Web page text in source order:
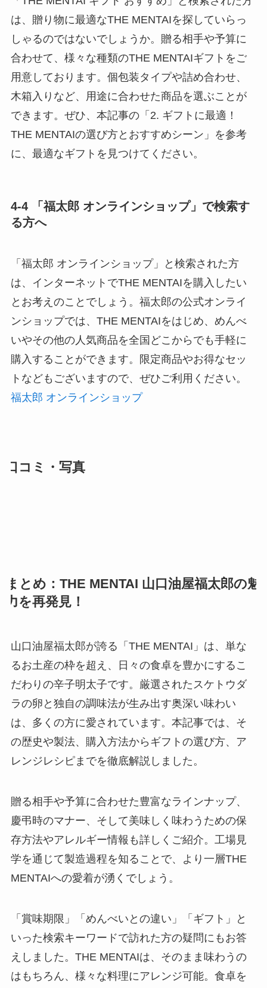
は、贈り物に最適なTHE MENTAIを探していらっ
しゃるのではないでしょうか。贈る相手や予算に
合わせて、様々な種類のTHE MENTAIギフトをご
用意しております。個包装タイプや詰め合わせ、
木箱入りなど、用途に合わせた商品を選ぶことが
できます。ぜひ、本記事の「2. ギフトに最適！
THE MENTAIの選び方とおすすめシーン」を参考
に、最適なギフトを見つけてください。
4-4 「福太郎 オンラインショップ」で検索す
る方へ
「福太郎 オンラインショップ」と検索された方
は、インターネットでTHE MENTAIを購入したい
とお考えのことでしょう。福太郎の公式オンライ
ンショップでは、THE MENTAIをはじめ、めんべ
いやその他の人気商品を全国どこからでも手軽に
購入することができます。限定商品やお得なセッ
トなどもございますので、ぜひご利用ください。
福太郎 オンラインショップ
口コミ・写真
まとめ：THE MENTAI 山口油屋福太郎の魅
力を再発見！
山口油屋福太郎が誇る「THE MENTAI」は、単な
るお土産の枠を超え、日々の食卓を豊かにするこ
だわりの辛子明太子です。厳選されたスケトウダ
ラの卵と独自の調味法が生み出す奥深い味わい
は、多くの方に愛されています。本記事では、そ
の歴史や製法、購入方法からギフトの選び方、ア
レンジレシピまでを徹底解説しました。
贈る相手や予算に合わせた豊富なラインナップ、
慶弔時のマナー、そして美味しく味わうための保
存方法やアレルギー情報も詳しくご紹介。工場見
学を通じて製造過程を知ることで、より一層THE
MENTAIへの愛着が湧くでしょう。
「賞味期限」「めんべいとの違い」「ギフト」と
いった検索キーワードで訪れた方の疑問にもお答
えしました。THE MENTAIは、そのまま味わうの
はもちろん、様々な料理にアレンジ可能。食卓を